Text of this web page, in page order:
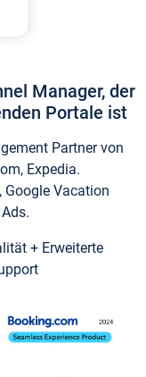
Manager, der
Portale ist
Partner von
Expedia.
Vacation
+ Erweiterte